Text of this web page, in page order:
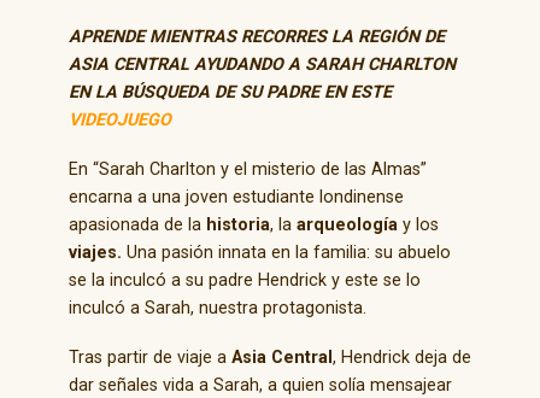
APRENDE MIENTRAS RECORRES LA REGIÓN DE
ASIA CENTRAL AYUDANDO A SARAH CHARLTON
EN LA BÚSQUEDA DE SU PADREEN ESTE
VIDEOJUEGO
En “Sarah Charlton y el misterio de las Almas”
encarna a una joven estudiante londinense
apasionada de la historia, la arqueología y los
viajes. Una pasión innata en la familia: su abuelo
se la inculcó a su padre Hendrick y este se lo
inculcó a Sarah, nuestra protagonista.
Tras partir de viaje a Asia Central , Hendrick deja de
dar señales vida a Sarah, a quien solía mensajear